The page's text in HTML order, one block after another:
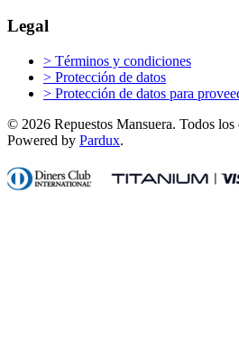
Legal
> Términos y condiciones
> Protección de datos
> Protección de datos para
© 2026 Repuestos Mansuera. Todos los
Powered by Pardux.